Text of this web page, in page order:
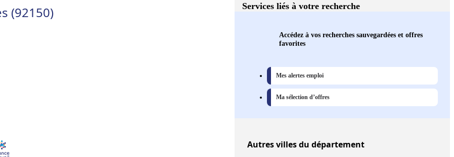
(92150) Services liés à votre recherche
Accédez à vos recherches sauvegardées et offres
favorites
Mes alertes emploi
Ma sélection d’offres
Autresvillesdu département